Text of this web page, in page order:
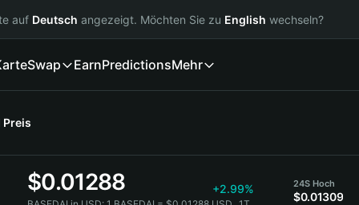
auf Deutsch angezeigt. Möchten Sie zu English wechseln?
Swap EarnPredictionsMehr
Preis
$0.01288 +2.99% 24S Hoch
$0.01309